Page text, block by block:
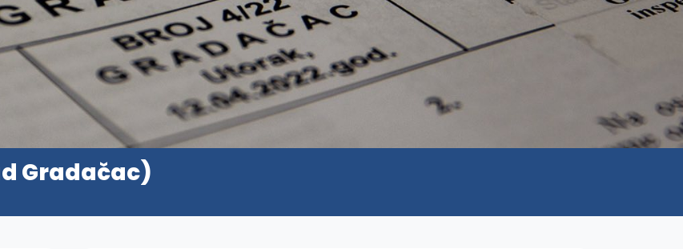
Gradačac)